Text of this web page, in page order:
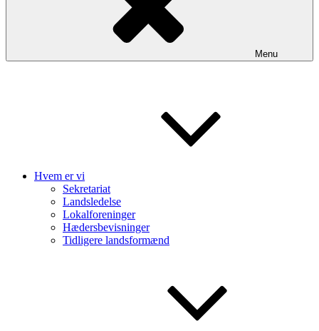
Menu
Hvem er vi
Sekretariat
Landsledelse
Lokalforeninger
Hædersbevisninger
Tidligere landsformænd